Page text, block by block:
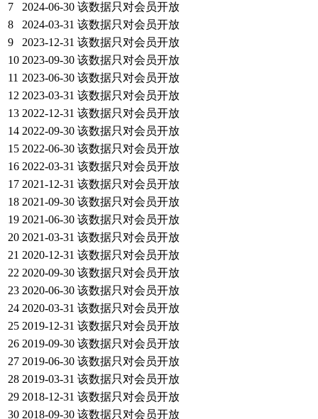
7
2024-06-30 该数据只对会员开放
8
2024-03-31 该数据只对会员开放
9
2023-12-31 该数据只对会员开放
10 2023-09-30 该数据只对会员开放
11 2023-06-30 该数据只对会员开放
12 2023-03-31 该数据只对会员开放
13 2022-12-31 该数据只对会员开放
14 2022-09-30 该数据只对会员开放
15 2022-06-30 该数据只对会员开放
16 2022-03-31 该数据只对会员开放
17 2021-12-31 该数据只对会员开放
18 2021-09-30 该数据只对会员开放
19 2021-06-30 该数据只对会员开放
20 2021-03-31 该数据只对会员开放
21 2020-12-31 该数据只对会员开放
22 2020-09-30 该数据只对会员开放
23 2020-06-30 该数据只对会员开放
24 2020-03-31 该数据只对会员开放
25 2019-12-31 该数据只对会员开放
26 2019-09-30 该数据只对会员开放
27 2019-06-30 该数据只对会员开放
28 2019-03-31 该数据只对会员开放
29 2018-12-31 该数据只对会员开放
30 2018-09-30 该数据只对会员开放